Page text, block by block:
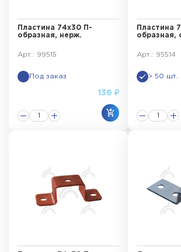
Пластина 74х30 П-
образная, нерж.
Арт.: 99515
Под заказ
136 ₽
Пластина
образная,
Арт.: 95514
> 50 шт.